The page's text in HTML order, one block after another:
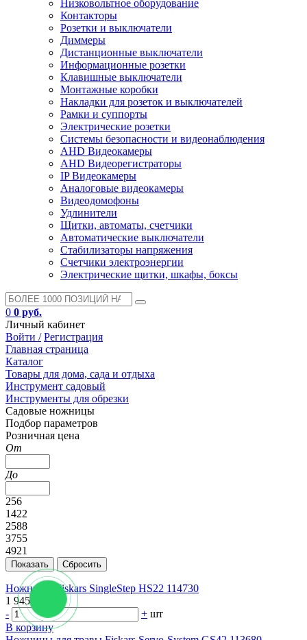
Низковольтное оборудование
Контакторы
Розетки и выключатели
Диммеры
Дистанционные выключатели
Информационные розетки
Клавишные выключатели
Монтажные коробки
Накладки для розеток и выключателей
Рамки и суппорты
Электрические розетки
Системы безопасности и видеонаблюдения
AHD Видеокамеры
AHD Видеорегистраторы
IP Видеокамеры
Аналоговые видеокамеры
Видеодомофоны
Удлинители
Щитки, автоматы, счетчики
Автоматические выключатели
Стабилизаторы напряжения
Счетчики электроэнергии
Электрические щитки, шкафы, боксы
0 0 руб.
Личный кабинет
Войти / Регистрация
Главная страница
Каталог
Товары для дома, сада и отдыха
Инструмент садовый
Инструменты для обрезки
Садовые ножницы
Подбор параметров
Розничная цена
От
До
256
1422
2588
3755
4921
Ножницы Fiskars SingleStep HS22 114730
1 945.84 руб.
-
+ шт
В корзину